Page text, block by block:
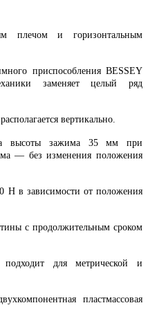
плечом и горизонтальным
приспособления BESSEY
заменяет целый ряд
вертикально.
высоты зажима 35 мм при
— без изменения положения
Н в зависимости от положения
с продолжительным сроком
для метрической и
пластмассовая